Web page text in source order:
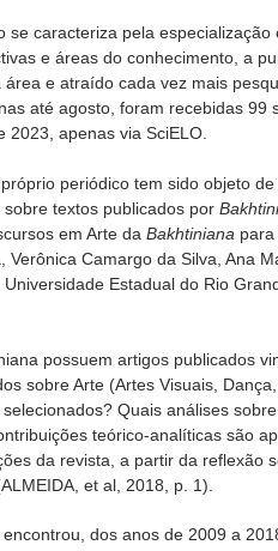
se caracteriza pela
e áreas do conhecimento, a
e atraído cada vez mais
até agosto, foram recebidas 99
2023, apenas via SciELO.
periódico tem sido objeto
textos publicados por
em Arte da Bakhtiniana para
Verônica Camargo da Silva, Ana
Estadual do Rio
possuem artigos publicados
sobre Arte (Artes Visuais,
Quais análises
teórico-analíticas são
da revista, a partir da reflexão
et al, 2018, p. 1).
dos anos de 2009 a